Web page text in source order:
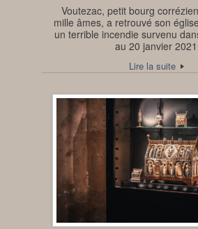
Voutezac, petit bourg
mille âmes, a retrouvé son
un terrible incendie survenu
au 20 janvier 2021
Lire la suite